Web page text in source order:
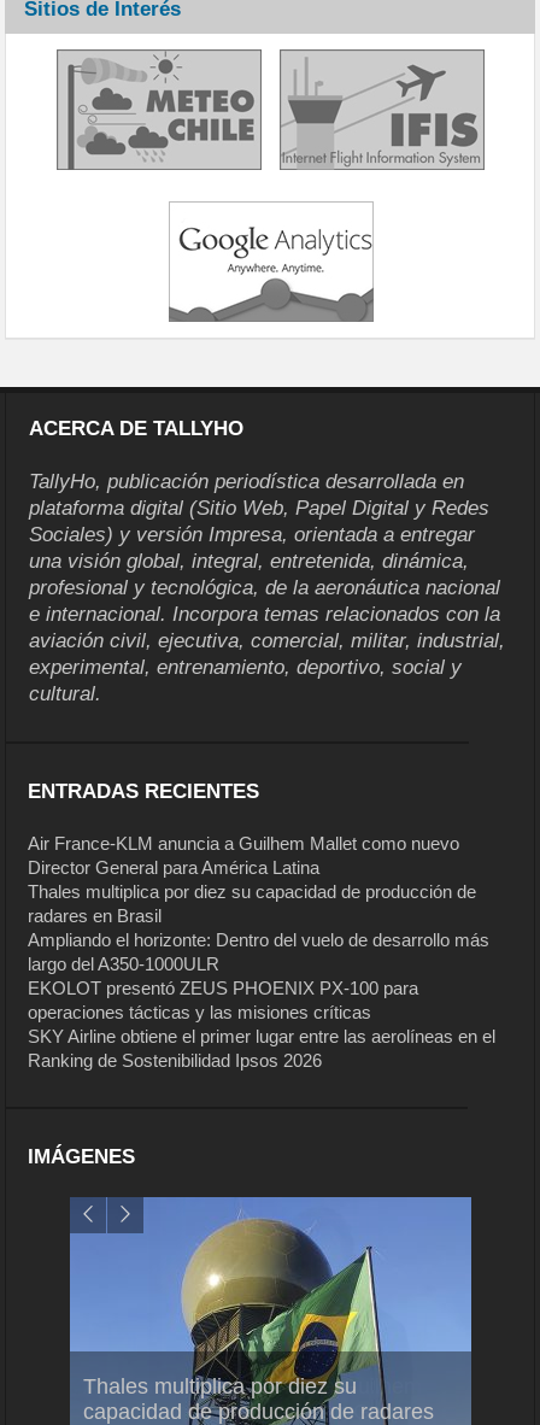
Sitios de Interés
ACERCA DE TALLYHO
TallyHo, publicación periodística desarrollada en
plataforma digital (Sitio Web, Papel Digital y Redes
Sociales) y versión Impresa, orientada a entregar
una visión global, integral, entretenida, dinámica,
profesional y tecnológica, de la aeronáutica nacional
e internacional. Incorpora temas relacionados con la
aviación civil, ejecutiva, comercial, militar, industrial,
experimental, entrenamiento, deportivo, social y
cultural.
ENTRADAS RECIENTES
Air France-KLM anuncia a Guilhem Mallet como nuevo
Director General para América Latina
Thales multiplica por diez su capacidad de producción de
radares en Brasil
Ampliando el horizonte: Dentro del vuelo de desarrollo más
largo del A350-1000ULR
EKOLOT presentó ZEUS PHOENIX PX-100 para
operaciones tácticas y las misiones críticas
SKY Airline obtiene el primer lugar entre las aerolíneas en el
Ranking de Sostenibilidad Ipsos 2026
IMÁGENES
Thales multiplica por diez su
capacidad de producción de radares